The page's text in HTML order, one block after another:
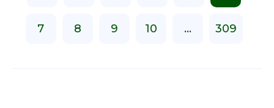
7 8 9 10 ... 309